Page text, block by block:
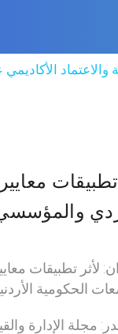
والاعتماد
تطبيقات
لأثر تطبيقات
الحكومية
مجلة الإدارة